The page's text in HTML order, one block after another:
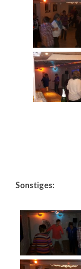
Sonstiges: